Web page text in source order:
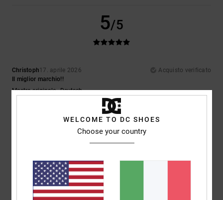
5/5
Christoph17. aprile 2026
Acquisto verificato
Il miglior marchio!!
Mostra originale - Deutsch
Rapporto qualità-prezzo: 5
Consiglio questo prodotto
5
Alexander21. febbraio 2026
WELCOME TO DC SHOES
Choose your country